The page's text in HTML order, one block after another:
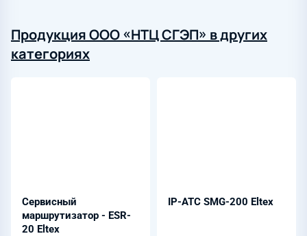
Продукция ООО «НТЦ СГЭП» в других
категориях
Сервисный
маршрутизатор - ESR-
20 Eltex
IP-АТС SMG-200 Eltex